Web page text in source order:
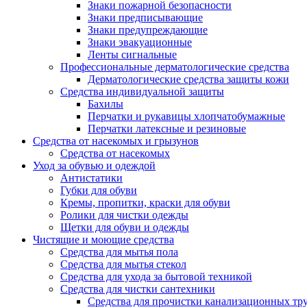
Знаки пожарной безопасности
Знаки предписывающие
Знаки предупреждающие
Знаки эвакуационные
Ленты сигнальные
Профессиональные дерматологические средства
Дерматологические средства защиты кожи
Средства индивидуальной защиты
Бахилы
Перчатки и рукавицы хлопчатобумажные
Перчатки латексные и резиновые
Средства от насекомых и грызунов
Средства от насекомых
Уход за обувью и одеждой
Антистатики
Губки для обуви
Кремы, пропитки, краски для обуви
Ролики для чистки одежды
Щетки для обуви и одежды
Чистящие и моющие средства
Средства для мытья пола
Средства для мытья стекол
Средства для ухода за бытовой техникой
Средства для чистки сантехники
Средства для прочистки канализационных